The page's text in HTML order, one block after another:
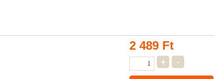
2 489 Ft
+ -